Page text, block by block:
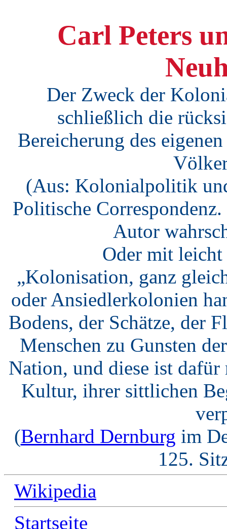
Carl Peters
Der Zweck der
schließlich die
Bereicherung des
(Aus: Kolonialpolitik
Politische
Autor
Oder mit leicht
„Kolonisation, ganz
oder Ansiedlerkolonien
Bodens, der Schätze, der
Menschen zu Gunsten
Nation, und diese ist dafür
Kultur, ihrer sittlichen
(Bernhard Dernburg im
125.
Wikipedia
Startseite